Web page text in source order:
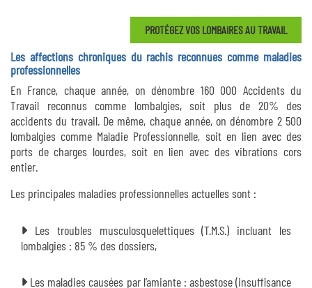
PROTÉGEZ VOS LOMBAIRES AU TRAVAIL
Les affections chroniques du rachis reconnues comme maladies
professionnelles
En France, chaque année, on dénombre 160 000 Accidents du
Travail reconnus comme lombalgies, soit plus de 20% des
accidents du travail. De même, chaque année, on dénombre 2 500
lombalgies comme Maladie Professionnelle, soit en lien avec des
ports de charges lourdes, soit en lien avec des vibrations cors
entier.
Les principales maladies professionnelles actuelles sont :
Les troubles musculosquelettiques (T.M.S.) incluant les
lombalgies : 85 % des dossiers,
Les maladies causées par l’amiante : asbestose (insuffisance